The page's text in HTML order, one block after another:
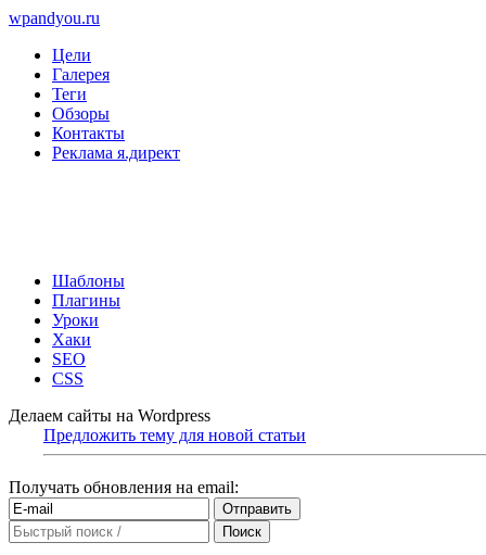
wpandyou.ru
Цели
Галерея
Теги
Обзоры
Контакты
Реклама я.директ
Шаблоны
Плагины
Уроки
Хаки
SEO
CSS
Делаем сайты на Wordpress
Предложить тему для новой статьи
Получать обновления на email: